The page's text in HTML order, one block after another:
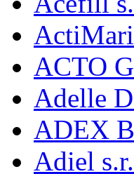
ACTO
Adelle
ADEX
Adiel